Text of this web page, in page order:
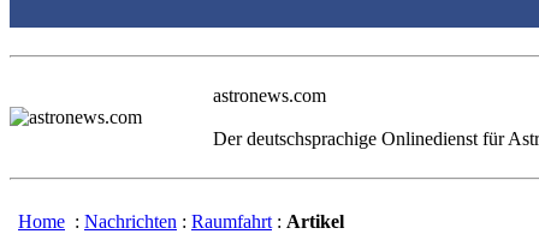
astronews.com
Der deutschsprachige Onlinedienst für
Home : Nachrichten : Raumfahrt : Artikel